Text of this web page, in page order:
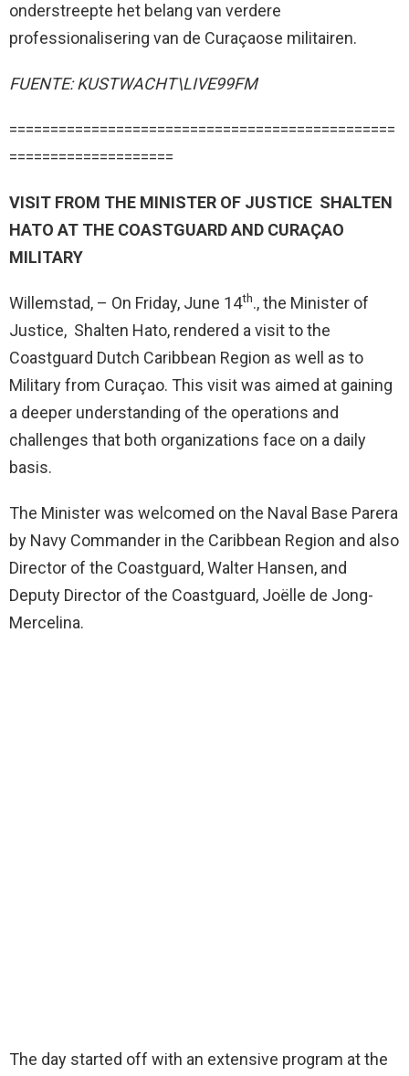
onderstreepte het belang van verdere
professionalisering van de Curaçaose militairen.
FUENTE: KUSTWACHT\LIVE99FM
===============================================
====================
VISIT FROM THE MINISTER OF JUSTICE SHALTEN
HATO AT THE COASTGUARD AND CURAÇAO
MILITARY
Willemstad, – On Friday, June 14th., the Minister of
Justice, Shalten Hato, rendered a visit to the
Coastguard Dutch Caribbean Region as well as to
Military from Curaçao. This visit was aimed at gaining
a deeper understanding of the operations and
challenges that both organizations face on a daily
basis.
The Minister was welcomed on the Naval Base Parera
by Navy Commander in the Caribbean Region and also
Director of the Coastguard, Walter Hansen, and
Deputy Director of the Coastguard, Joëlle de Jong-
Mercelina.
The day started off with an extensive program at the